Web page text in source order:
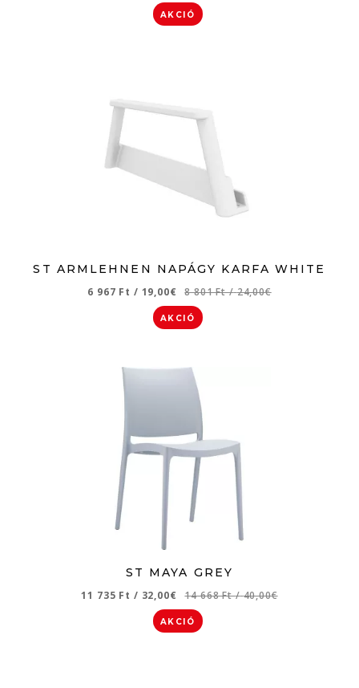
AKCIÓ
ST ARMLEHNEN NAPÁGY KARFA WHITE
6 967 Ft / 19,00€ 8 801 Ft/ 24,00€
AKCIÓ
ST MAYA GREY
11 735 Ft / 32,00€ 14 668 Ft/ 40,00€
AKCIÓ